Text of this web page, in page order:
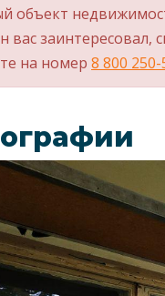
объект
вас заинтересовал,
на номер 8 800